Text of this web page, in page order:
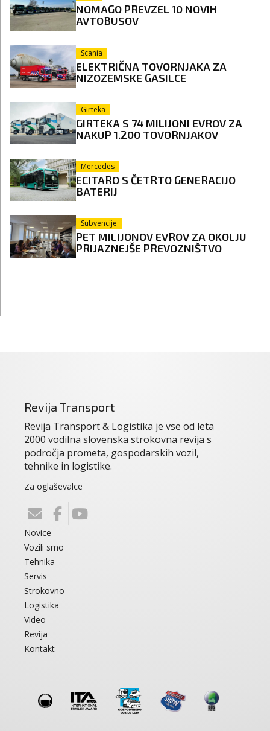
NOMAGO PREVZEL 10 NOVIH
AVTOBUSOV
Scania
ELEKTRIČNA TOVORNJAKA ZA
NIZOZEMSKE GASILCE
Girteka
GIRTEKA S 74 MILIJONI EVROV ZA
NAKUP 1.200 TOVORNJAKOV
Mercedes
ECITARO S ČETRTO GENERACIJO
BATERIJ
Subvencije
PET MILIJONOV EVROV ZA OKOLJU
PRIJAZNEJŠE PREVOZNIŠTVO
Revija Transport
Revija Transport & Logistika je vse od leta
2000 vodilna slovenska strokovna revija s
področja prometa, gospodarskih vozil,
tehnike in logistike.
Za oglaševalce
Novice
Vozili smo
Tehnika
Servis
Strokovno
Logistika
Video
Revija
Kontakt